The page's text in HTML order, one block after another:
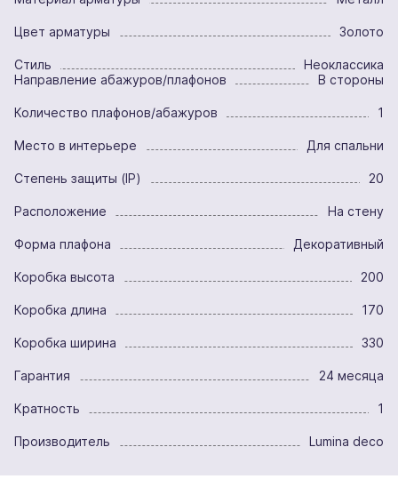
Цвет арматуры Золото
Стиль
Неоклассика
Направление абажуров/плафонов
В стороны
Количество плафонов/абажуров 1
Место в интерьере Для спальни
Степень защиты (IP) 20
Расположение На стену
Форма плафона Декоративный
Коробка высота 200
Коробка длина 170
Коробка ширина 330
Гарантия 24 месяца
Кратность 1
Производитель Lumina deco